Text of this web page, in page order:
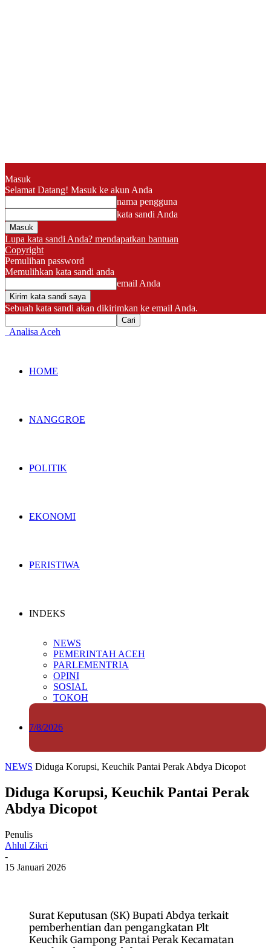
Masuk
Selamat Datang! Masuk ke akun Anda
nama pengguna
kata sandi Anda
Lupa kata sandi Anda? mendapatkan bantuan
Copyright
Pemulihan password
Memulihkan kata sandi anda
email Anda
Sebuah kata sandi akan dikirimkan ke email Anda.
Analisa Aceh
HOME
NANGGROE
POLITIK
EKONOMI
PERISTIWA
INDEKS
NEWS
PEMERINTAH ACEH
PARLEMENTRIA
OPINI
SOSIAL
TOKOH
7/8/2026
NEWS Diduga Korupsi, Keuchik Pantai Perak Abdya Dicopot
Diduga Korupsi, Keuchik Pantai Perak
Abdya Dicopot
Penulis
Ahlul Zikri
-
15 Januari 2026
Surat Keputusan (SK) Bupati Abdya terkait
pemberhentian dan pengangkatan Plt
Keuchik Gampong Pantai Perak Kecamatan